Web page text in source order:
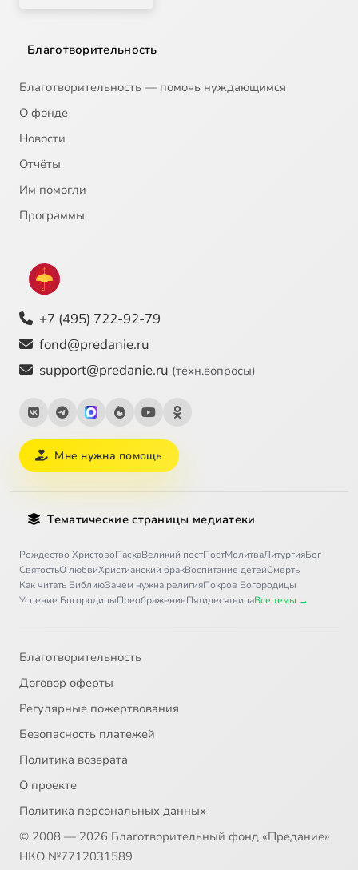
Благотворительность
Благотворительность — помочь нуждающимся
О фонде
Новости
Отчёты
Им помогли
Программы
+7 (495) 722-92-79
fond@predanie.ru
support@predanie.ru (техн.вопросы)
Мне нужна помощь
Тематические страницы медиатеки
Рождество ХристовоПасхаВеликий постПостМолитваЛитургияБог
СвятостьО любвиХристианский бракВоспитание детейСмерть
Как читать БиблиюЗачем нужна религияПокров Богородицы
Успение БогородицыПреображениеПятидесятницаВсе темы →
Благотворительность
Договор оферты
Регулярные пожертвования
Безопасность платежей
Политика возврата
О проекте
Политика персональных данных
© 2008 — 2026 Благотворительный фонд «Предание»
НКО №7712031589